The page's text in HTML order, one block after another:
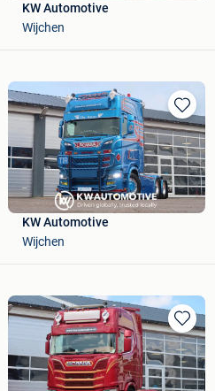
KW Automotive
Wijchen
Bewaren
in
Mijn
Favorieten
KW Automotive
Wijchen
Bewaren
in
Mijn
Favorieten